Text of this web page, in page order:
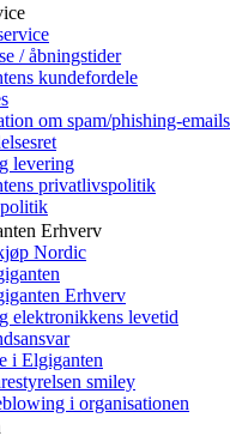
/ åbningstider
kundefordele
om spam/phishing-
levering
privatlivspolitik
Erhverv
Nordic
Erhverv
elektronikkens levetid
i Elgiganten
smiley
i organisationen